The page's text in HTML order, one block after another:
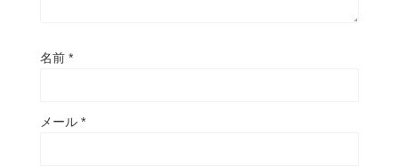
名前 *
メール *